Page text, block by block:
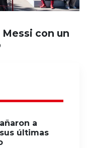
con un
a
últimas